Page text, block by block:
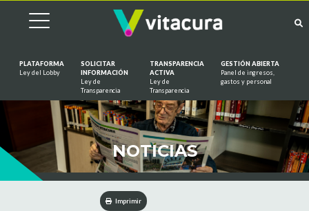
PLATAFORMA
Ley del Lobby
SOLICITAR
INFORMACIÓN
Ley de
Transparencia
TRANSPARENCIA
ACTIVA
Ley de
Transparencia
GESTIÓN ABIERTA
Panel de ingresos,
gastos y personal
NOTICIAS
Imprimir